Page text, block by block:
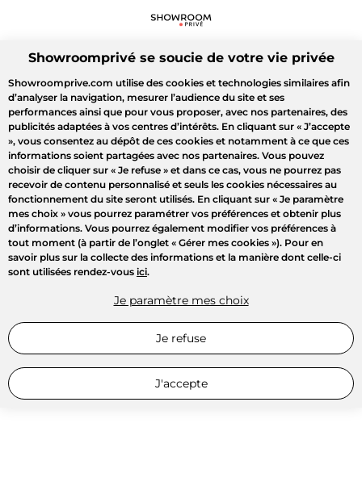
Showroomprivé se soucie de votre vie privée
Showroomprive.com utilise des cookies et technologies similaires afin
d’analyser la navigation, mesurer l’audience du site et ses
performances ainsi que pour vous proposer, avec nos partenaires, des
publicités adaptées à vos centres d’intérêts. En cliquant sur « J’accepte
», vous consentez au dépôt de ces cookies et notamment à ce que ces
informations soient partagées avec nos partenaires. Vous pouvez
choisir de cliquer sur « Je refuse » et dans ce cas, vous ne pourrez pas
recevoir de contenu personnalisé et seuls les cookies nécessaires au
fonctionnement du site seront utilisés. En cliquant sur « Je paramètre
mes choix » vous pourrez paramétrer vos préférences et obtenir plus
d’informations. Vous pourrez également modifier vos préférences à
tout moment (à partir de l’onglet « Gérer mes cookies »). Pour en
savoir plus sur la collecte des informations et la manière dont celle-ci
sont utilisées rendez-vous ici.
Je paramètre mes choix
Je refuse
J'accepte